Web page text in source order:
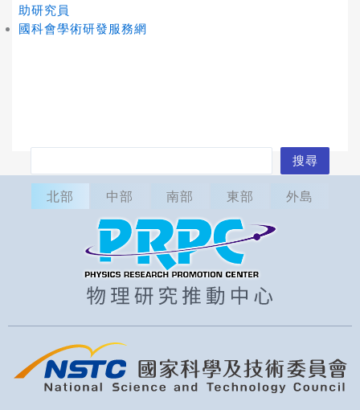
助研究員
國科會學術研發服務網
尋
搜尋
北部 中部 南部 東部 外島